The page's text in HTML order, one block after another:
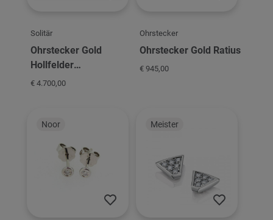
Solitär
Ohrstecker Gold
Hollfelder
Schmuckmanufaktur
€ 4.700,00
Ohrstecker
Ohrstecker Gold Ratius
€ 945,00
Noor Meister